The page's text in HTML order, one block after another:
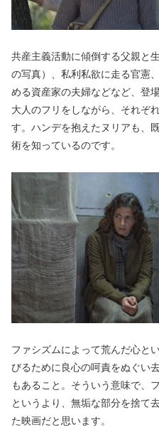
共産主義活動に傾倒する父親と
の写真）、私利私欲に走る官憲
める資産家の夫婦などなど、登
大人のフリをしながら、それぞ
す。ハンデを抱えたヌリアも、
術を知っているのです。
ファシズムによって荒んだ心と
びるために良心の呵責をぬぐい
もあること。そういう意味で、
というより、無垢な部分を捨て
た映画だと思います。